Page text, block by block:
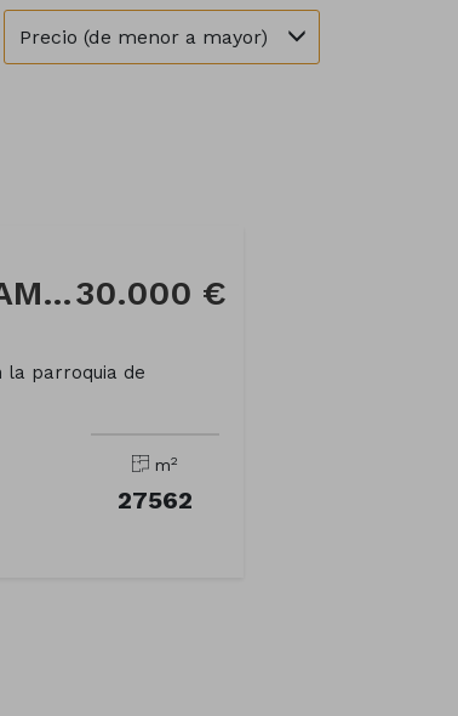
Precio (de menor a mayor)
Finca rústica en Calle CAMPOSANCOS30.000 €
la parroquia de
m2
27562